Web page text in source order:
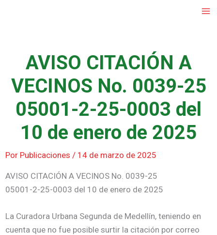
AVISO CITACIÓN A
VECINOS No. 0039-25
05001-2-25-0003 del
10 de enero de 2025
Por Publicaciones / 14 de marzo de 2025
AVISO CITACIÓN A VECINOS No. 0039-25
05001-2-25-0003 del 10 de enero de 2025
La Curadora Urbana Segunda de Medellín, teniendo en
cuenta que no fue posible surtir la citación por correo